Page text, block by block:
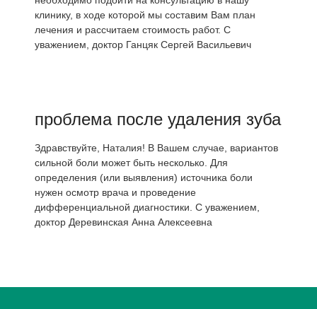
клинику, в ходе которой мы составим Вам план
лечения и рассчитаем стоимость работ. С
уважением, доктор Ганцяк Сергей Васильевич
проблема после удаления зуба
Здравствуйте, Наталия! В Вашем случае, вариантов
сильной боли может быть несколько. Для
определения (или выявления) источника боли
нужен осмотр врача и проведение
дифференциальной диагностики. С уважением,
доктор Деревинская Анна Алексеевна